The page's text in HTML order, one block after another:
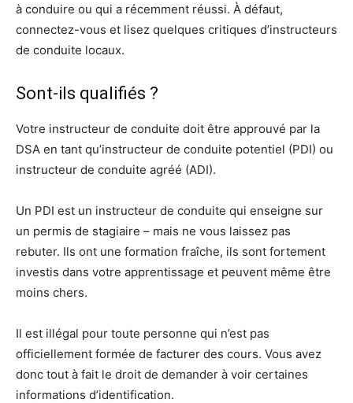
à conduire ou qui a récemment réussi. À défaut,
connectez-vous et lisez quelques critiques d’instructeurs
de conduite locaux.
Sont-ils qualifiés ?
Votre instructeur de conduite doit être approuvé par la
DSA en tant qu’instructeur de conduite potentiel (PDI) ou
instructeur de conduite agréé (ADI).
Un PDI est un instructeur de conduite qui enseigne sur
un permis de stagiaire – mais ne vous laissez pas
rebuter. Ils ont une formation fraîche, ils sont fortement
investis dans votre apprentissage et peuvent même être
moins chers.
Il est illégal pour toute personne qui n’est pas
officiellement formée de facturer des cours. Vous avez
donc tout à fait le droit de demander à voir certaines
informations d’identification.